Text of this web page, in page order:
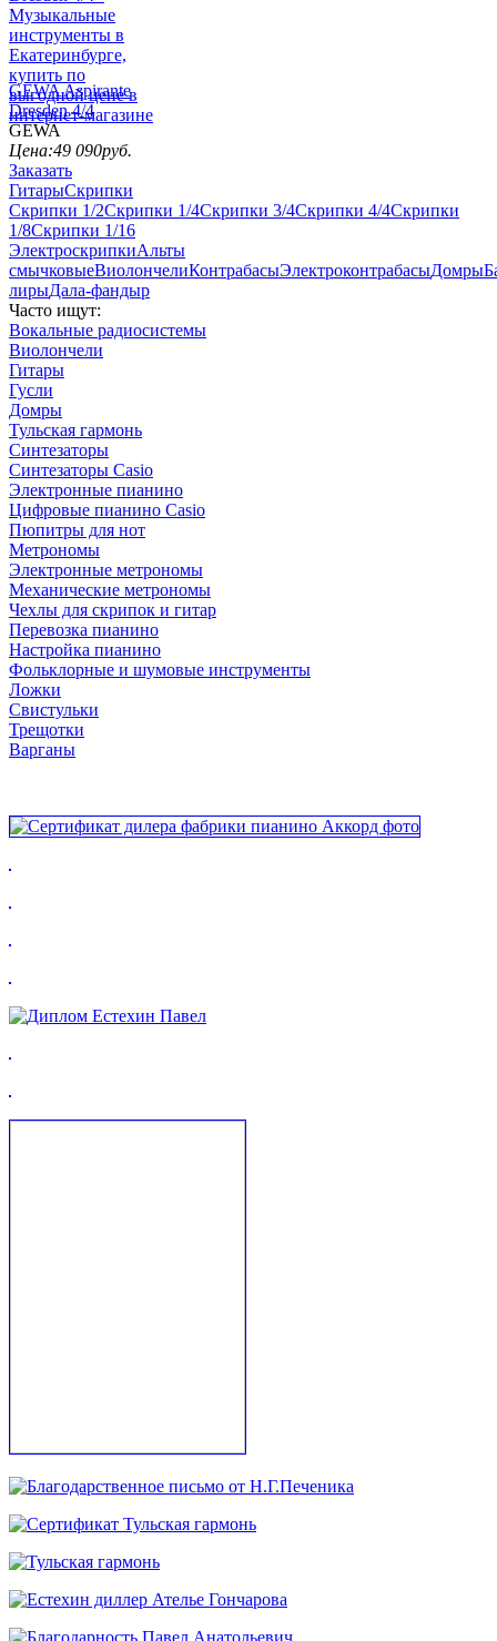
GEWA Aspirante
Dresden 4/4
GEWA
Цена:49 090руб.
Заказать
ГитарыСкрипки
Скрипки 1/2Скрипки 1/4Скрипки 3/4Скрипки 4/4Скрипки
1/8Скрипки 1/16
ЭлектроскрипкиАльты
смычковыеВиолончелиКонтрабасыЭлектроконтрабасыДомры
лирыДала-фандыр
Часто ищут:
Вокальные радиосистемы
Виолончели
Гитары
Гусли
Домры
Тульская гармонь
Синтезаторы
Синтезаторы Casio
Электронные пианино
Цифровые пианино Casio
Пюпитры для нот
Метрономы
Электронные метрономы
Механические метрономы
Чехлы для скрипок и гитар
Перевозка пианино
Настройка пианино
Фольклорные и шумовые инструменты
Ложки
Свистульки
Трещотки
Варганы